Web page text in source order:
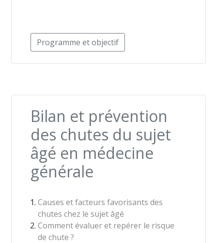
Programme et objectif
Bilan et prévention
des chutes du sujet
âgé en médecine
générale
Causes et facteurs favorisants des
chutes chez le sujet âgé
Comment évaluer et repérer le risque
de chute ?